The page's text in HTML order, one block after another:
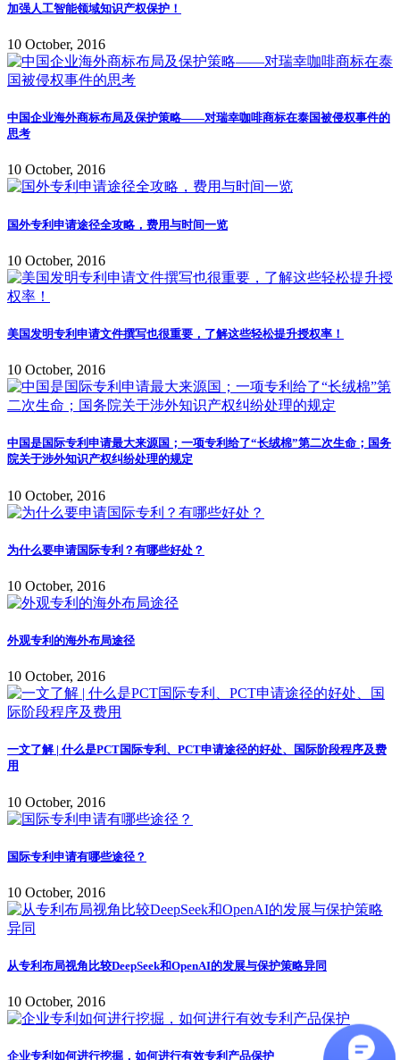
加强人工智能领域知识产权保护！
10 October, 2016
中国企业海外商标布局及保护策略——对瑞幸咖啡商标在泰国被侵权事件的
思考
10 October, 2016
国外专利申请途径全攻略，费用与时间一览
10 October, 2016
美国发明专利申请文件撰写也很重要，了解这些轻松提升授权率！
10 October, 2016
中国是国际专利申请最大来源国；一项专利给了“长绒棉”第二次生命；国务
院关于涉外知识产权纠纷处理的规定
10 October, 2016
为什么要申请国际专利？有哪些好处？
10 October, 2016
外观专利的海外布局途径
10 October, 2016
一文了解 | 什么是PCT国际专利、PCT申请途径的好处、国际阶段程序及费
用
10 October, 2016
国际专利申请有哪些途径？
10 October, 2016
从专利布局视角比较DeepSeek和OpenAI的发展与保护策略异同
10 October, 2016
企业专利如何进行挖掘，如何进行有效专利产品保护